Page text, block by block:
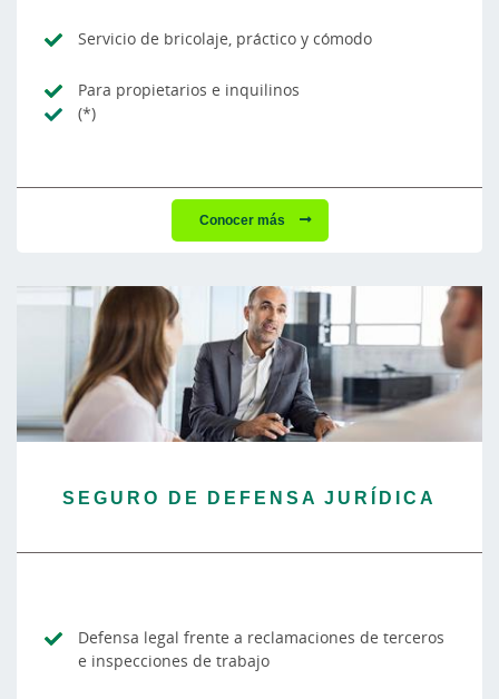
Servicio de bricolaje, práctico y cómodo
Para propietarios e inquilinos
(*)
Conocer más
SEGURO DE DEFENSA JURÍDICA
Defensa legal frente a reclamaciones de terceros
e inspecciones de trabajo